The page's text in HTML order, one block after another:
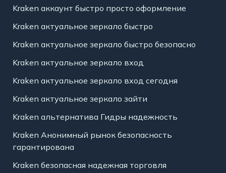
Kraken аккаунт быстро просто оформление
Kraken актуальное зеркало быстро
Kraken актуальное зеркало быстро безопасно
Kraken актуальное зеркало вход
Kraken актуальное зеркало вход сегодня
Kraken актуальное зеркало зайти
Kraken альтернатива Гидры надежность
Kraken Анонимный рынок безопасность
гарантирована
Kraken безопасная надежная торговля